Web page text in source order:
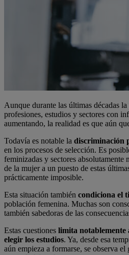
Aunque durante las últimas décadas la
profesiones, estudios y sectores con
aumentando, la realidad es que aún
Todavía es notable la discriminación
en los procesos de selección. Es
feminizadas y sectores absolutamente
de la mujer a un puesto de estas
prácticamente imposible.
Esta situación también condiciona el
población femenina. Muchas son
también sabedoras de las
Estas cuestiones limita notablemente
elegir los estudios. Ya, desde esa
aún empieza a formarse, se observa